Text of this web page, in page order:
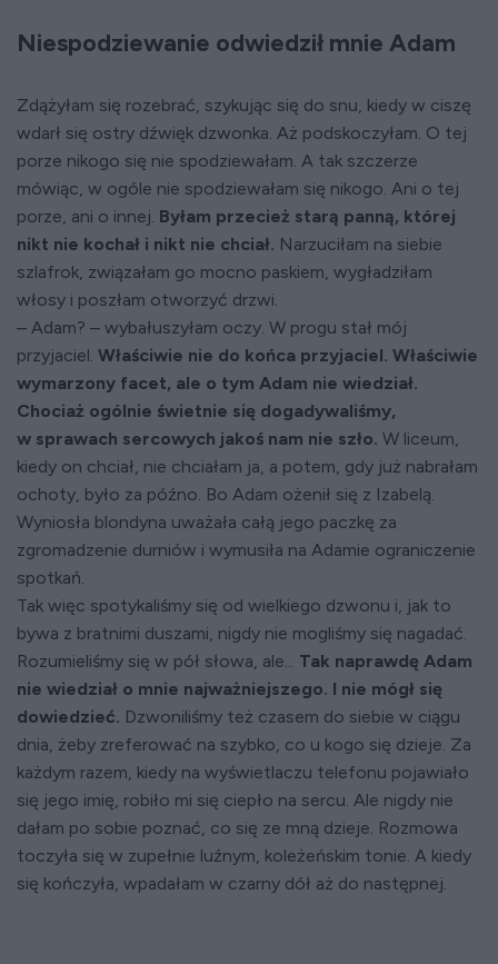
Niespodziewanie odwiedził mnie Adam
Zdążyłam się rozebrać, szykując się do snu, kiedy w ciszę
wdarł się ostry dźwięk dzwonka. Aż podskoczyłam. O tej
porze nikogo się nie spodziewałam. A tak szczerze
mówiąc, w ogóle nie spodziewałam się nikogo. Ani o tej
porze, ani o innej. Byłam przecież starą panną, której
nikt nie kochał i nikt nie chciał. Narzuciłam na siebie
szlafrok, związałam go mocno paskiem, wygładziłam
włosy i poszłam otworzyć drzwi.
– Adam? – wybałuszyłam oczy. W progu stał mój
przyjaciel. Właściwie nie do końca przyjaciel. Właściwie
wymarzony facet, ale o tym Adam nie wiedział.
Chociaż ogólnie świetnie się dogadywaliśmy,
w sprawach sercowych jakoś nam nie szło. W liceum,
kiedy on chciał, nie chciałam ja, a potem, gdy już nabrałam
ochoty, było za późno. Bo Adam ożenił się z Izabelą.
Wyniosła blondyna uważała całą jego paczkę za
zgromadzenie durniów i wymusiła na Adamie ograniczenie
spotkań.
Tak więc spotykaliśmy się od wielkiego dzwonu i, jak to
bywa z bratnimi duszami, nigdy nie mogliśmy się nagadać.
Rozumieliśmy się w pół słowa, ale... Tak naprawdę Adam
nie wiedział o mnie najważniejszego. I nie mógł się
dowiedzieć. Dzwoniliśmy też czasem do siebie w ciągu
dnia, żeby zreferować na szybko, co u kogo się dzieje. Za
każdym razem, kiedy na wyświetlaczu telefonu pojawiało
się jego imię, robiło mi się ciepło na sercu. Ale nigdy nie
dałam po sobie poznać, co się ze mną dzieje. Rozmowa
toczyła się w zupełnie luźnym, koleżeńskim tonie. A kiedy
się kończyła, wpadałam w czarny dół aż do następnej.